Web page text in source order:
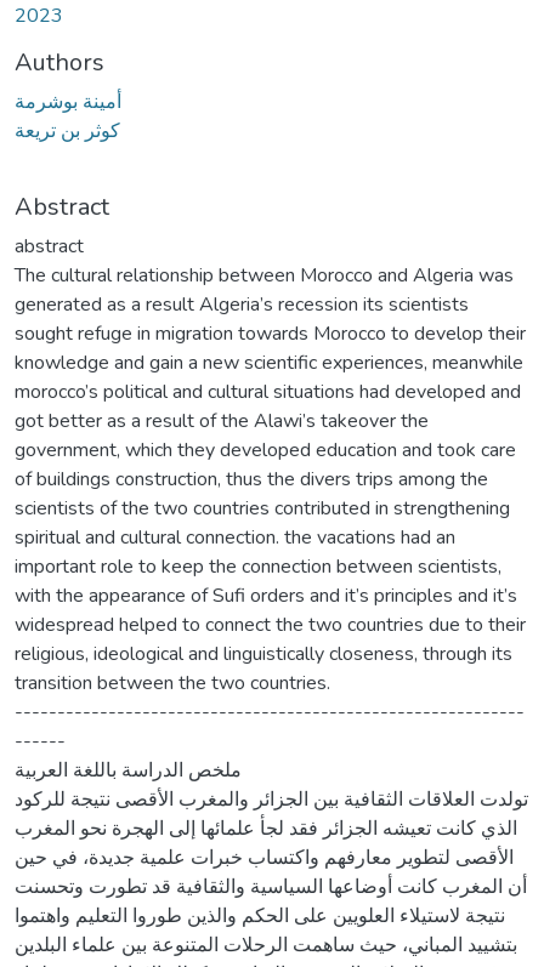
2023
Authors
أمينة بوشرمة
كوثر بن تريعة
Abstract
abstract
The cultural relationship between Morocco and Algeria was
generated as a result Algeria’s recession its scientists
sought refuge in migration towards Morocco to develop their
knowledge and gain a new scientific experiences, meanwhile
morocco’s political and cultural situations had developed and
got better as a result of the Alawi’s takeover the
government, which they developed education and took care
of buildings construction, thus the divers trips among the
scientists of the two countries contributed in strengthening
spiritual and cultural connection. the vacations had an
important role to keep the connection between scientists,
with the appearance of Sufi orders and it’s principles and it’s
widespread helped to connect the two countries due to their
religious, ideological and linguistically closeness, through its
transition between the two countries.
------------------------------------------------------------
------
ملخص الدراسة باللغة العربية
تولدت العلاقات الثقافية بين الجزائر والمغرب الأقصى نتيجة للركود
الذي كانت تعيشه الجزائر فقد لجأ علمائها إلى الهجرة نحو المغرب
الأقصى لتطوير معارفهم واكتساب خبرات علمية جديدة، في حين
أن المغرب كانت أوضاعها السياسية والثقافية قد تطورت وتحسنت
نتيجة لاستيلاء العلويين على الحكم والذين طوروا التعليم واهتموا
بتشييد المباني، حيث ساهمت الرحلات المتنوعة بين علماء البلدين